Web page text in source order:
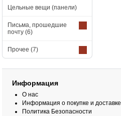
Цельные вещи (панели)
Письма, прошедшие
почту (6)
Прочее (7)
Информация
О нас
Информация о покупке и доставке
Политика Безопасности